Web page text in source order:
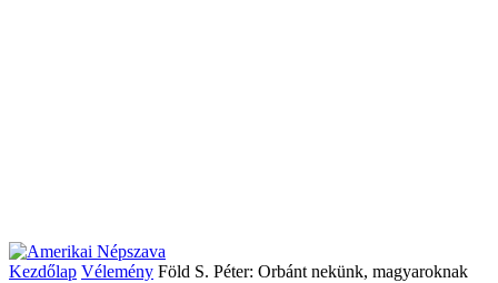
Kezdőlap Vélemény Föld S. Péter: Orbánt nekünk, magyaroknak